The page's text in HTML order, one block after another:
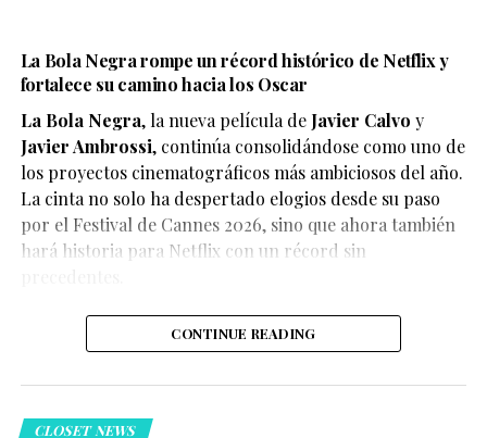
Según el medio estadounidense, Marvel Studios realizó
para interpretar al líder de los mutantes en el esperado
reinicio de la franquicia.
La Bola Negra rompe un récord histórico de Netflix y
fortalece su camino hacia los Oscar
La Bola Negra, la nueva película de Javier Calvo y
Javier Ambrossi, continúa consolidándose como uno de
los proyectos cinematográficos más ambiciosos del año.
La cinta no solo ha despertado elogios desde su paso
por el Festival de Cannes 2026, sino que ahora también
hará historia para Netflix con un récord sin
CONTINUE READING
CLOSET NEWS